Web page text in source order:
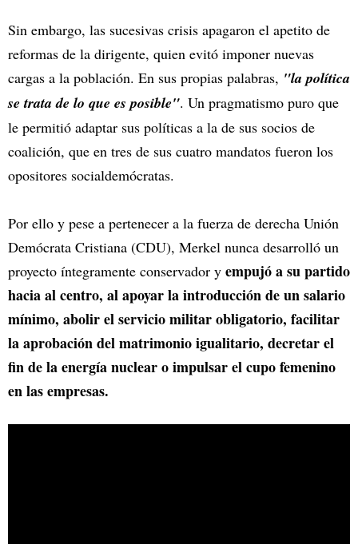
Sin embargo, las sucesivas crisis apagaron el apetito de
reformas de la dirigente, quien evitó imponer nuevas
cargas a la población. En sus propias palabras, "la política
se trata de lo que es posible". Un pragmatismo puro que
le permitió adaptar sus políticas a la de sus socios de
coalición, que en tres de sus cuatro mandatos fueron los
opositores socialdemócratas.
Por ello y pese a pertenecer a la fuerza de derecha Unión
Demócrata Cristiana (CDU), Merkel nunca desarrolló un
proyecto íntegramente conservador y empujó a su partido
hacia al centro, al apoyar la introducción de un salario
mínimo, abolir el servicio militar obligatorio, facilitar
la aprobación del matrimonio igualitario, decretar el
fin de la energía nuclear o impulsar el cupo femenino
en las empresas.